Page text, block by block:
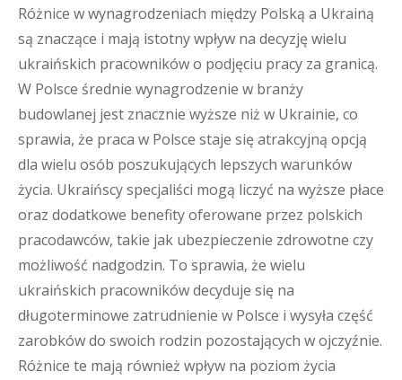
Różnice w wynagrodzeniach między Polską a Ukrainą
są znaczące i mają istotny wpływ na decyzję wielu
ukraińskich pracowników o podjęciu pracy za granicą.
W Polsce średnie wynagrodzenie w branży
budowlanej jest znacznie wyższe niż w Ukrainie, co
sprawia, że praca w Polsce staje się atrakcyjną opcją
dla wielu osób poszukujących lepszych warunków
życia. Ukraińscy specjaliści mogą liczyć na wyższe płace
oraz dodatkowe benefity oferowane przez polskich
pracodawców, takie jak ubezpieczenie zdrowotne czy
możliwość nadgodzin. To sprawia, że wielu
ukraińskich pracowników decyduje się na
długoterminowe zatrudnienie w Polsce i wysyła część
zarobków do swoich rodzin pozostających w ojczyźnie.
Różnice te mają również wpływ na poziom życia